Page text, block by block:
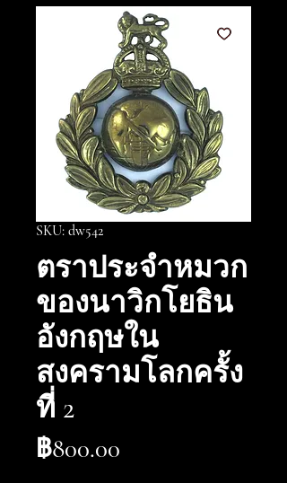
SKU: dw542
ตราประจำหมวก
ของนาวิกโยธิน
อังกฤษใน
สงครามโลกครั้ง
ที่ 2
฿800.00